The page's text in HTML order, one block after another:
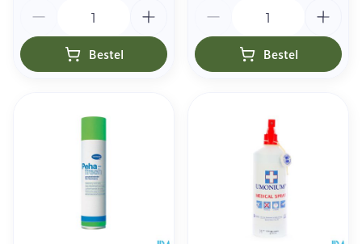
Bestel Bestel